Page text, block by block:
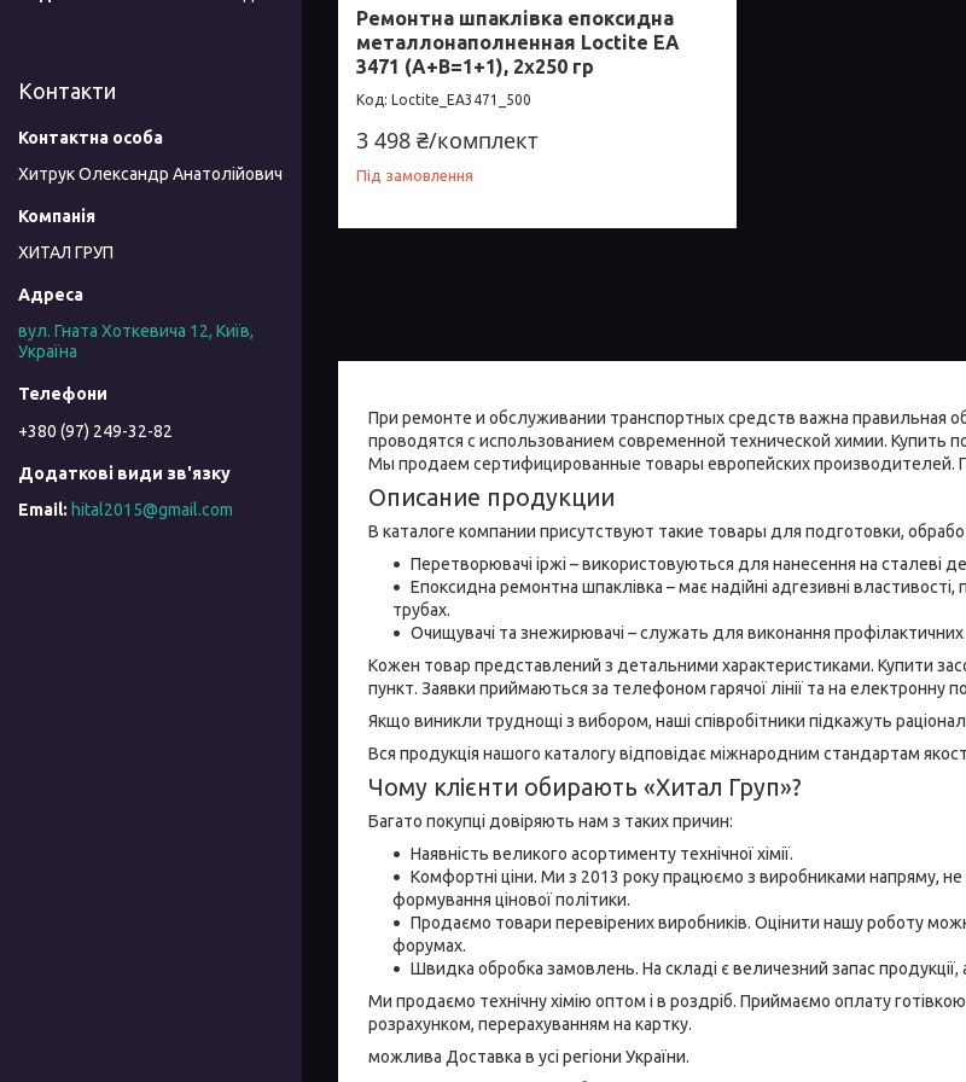
Ремонтна шпаклівка епоксидна
металлонаполненная Loctite EA
3471 (А+В=1+1), 2х250 гр
Loctite_EA3471_500
3 498 ₴/комплект
Під замовлення
При ремонте и обслуживании транспортных средств важна правильная
проводятся с использованием современной технической химии.
Мы продаем сертифицированные товары европейских производителей.
Описание продукции
В каталоге компании присутствуют такие товары для подготовки,
Перетворювачі іржі – використовуються для нанесення на сталеві
Епоксидна ремонтна шпаклівка – має надійні адгезивні
трубах.
Очищувачі та знежирювачі – служать для виконання
Кожен товар представлений з детальними характеристиками. Купити
пункт. Заявки приймаються за телефоном гарячої лінії та на електронну
Якщо виникли труднощі з вибором, наші співробітники підкажуть
Вся продукція нашого каталогу відповідає міжнародним стандартам
Чому клієнти обирають «Хитал Груп»?
Багато покупці довіряють нам з таких причин:
Наявність великого асортименту технічної хімії.
Комфортні ціни. Ми з 2013 року працюємо з виробниками напряму,
формування цінової політики.
Продаємо товари перевірених виробників. Оцінити нашу роботу
форумах.
Швидка обробка замовлень. На складі є величезний запас
Ми продаємо технічну хімію оптом і в роздріб. Приймаємо оплату
розрахунком, перерахуванням на картку.
можлива Доставка в усі регіони України.
Контакти
Хитрук Олександр Анатолійович
ХИТАЛ ГРУП
вул. Гната Хоткевича 12, Київ,
Україна
+380 (97) 249-32-82
hital2015@gmail.com